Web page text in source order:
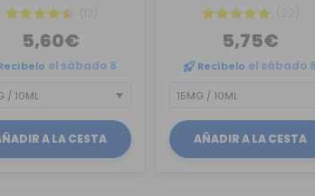
(13)
5,60€
el sábado 8
A LA CESTA
(22)
5,75€
Recíbelo el sábado 8
AÑADIR A LA CESTA